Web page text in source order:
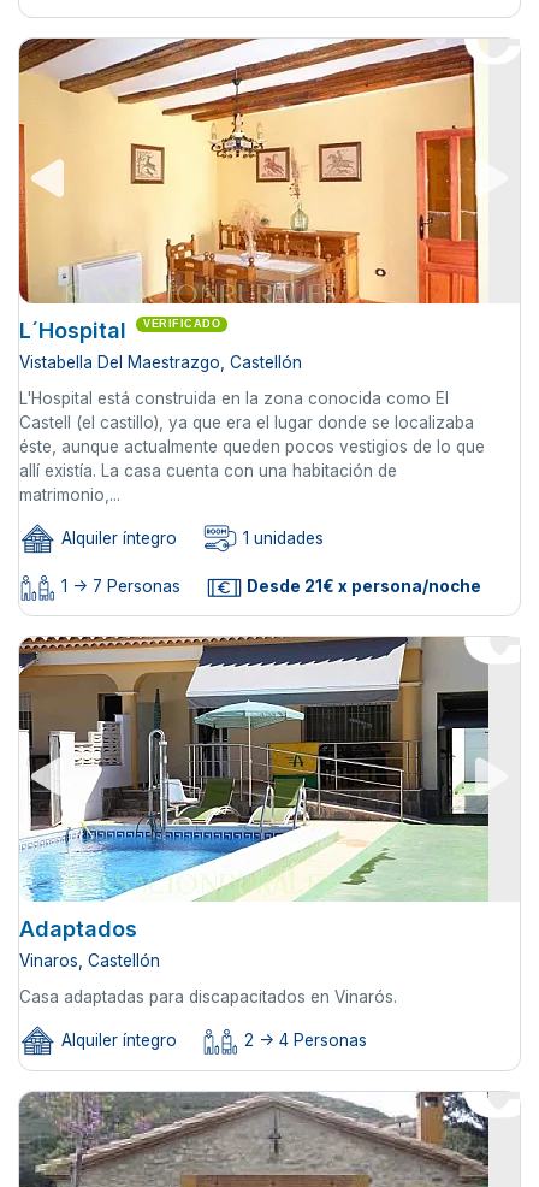
L´Hospital VERIFICADO
Vistabella Del Maestrazgo, Castellón
L'Hospital está construida en la zona conocida como El
Castell (el castillo), ya que era el lugar donde se localizaba
éste, aunque actualmente queden pocos vestigios de lo que
allí existía. La casa cuenta con una habitación de
matrimonio,...
Alquiler íntegro 1 unidades
1 -> 7 Personas Desde 21€ x persona/noche
Adaptados
Vinaros, Castellón
Casa adaptadas para discapacitados en Vinarós.
Alquiler íntegro 2 -> 4 Personas